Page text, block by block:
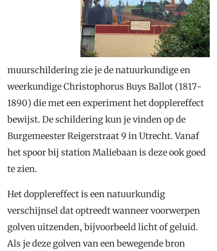
muurschildering zie je de natuurkundige en
weerkundige Christophorus Buys Ballot (1817-
1890) die met een experiment het dopplereffect
bewijst. De schildering kun je vinden op de
Burgemeester Reigerstraat 9 in Utrecht. Vanaf
het spoor bij station Maliebaan is deze ook goed
te zien.
Het dopplereffect is een natuurkundig
verschijnsel dat optreedt wanneer voorwerpen
golven uitzenden, bijvoorbeeld licht of geluid.
Als je deze golven van een bewegende bron